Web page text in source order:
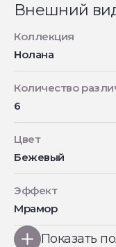
Внешний
Коллекция
Нолана
Количество
6
Цвет
Бежевый
Эффект
Мрамор
Показать